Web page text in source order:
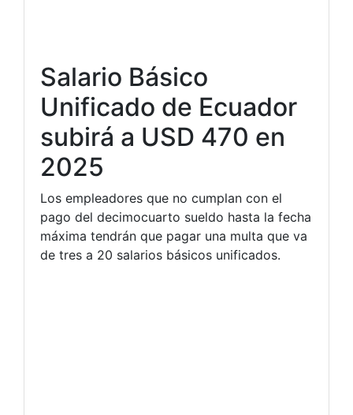
Salario Básico
Unificado de Ecuador
subirá a USD 470 en
2025
Los empleadores que no cumplan con el
pago del decimocuarto sueldo hasta la fecha
máxima tendrán que pagar una multa que va
de tres a 20 salarios básicos unificados.